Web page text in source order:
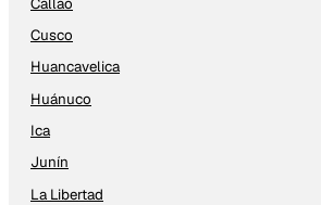
Cusco
Huancavelica
Huánuco
Ica
Junín
La Libertad